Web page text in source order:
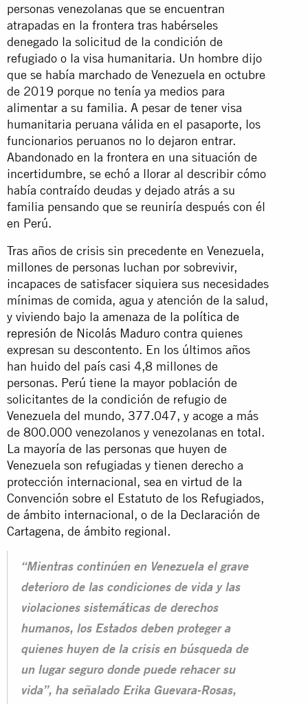
personas venezolanas que se encuentran
atrapadas en la frontera tras habérseles
denegado la solicitud de la condición de
refugiado o la visa humanitaria. Un hombre dijo
que se había marchado de Venezuela en octubre
de 2019 porque no tenía ya medios para
alimentar a su familia. A pesar de tener visa
humanitaria peruana válida en el pasaporte, los
funcionarios peruanos no lo dejaron entrar.
Abandonado en la frontera en una situación de
incertidumbre, se echó a llorar al describir cómo
había contraído deudas y dejado atrás a su
familia pensando que se reuniría después con él
en Perú.
Tras años de crisis sin precedente en Venezuela,
millones de personas luchan por sobrevivir,
incapaces de satisfacer siquiera sus necesidades
mínimas de comida, agua y atención de la salud,
y viviendo bajo la amenaza de la política de
represión de Nicolás Maduro contra quienes
expresan su descontento. En los últimos años
han huido del país casi 4,8 millones de
personas. Perú tiene la mayor población de
solicitantes de la condición de refugio de
Venezuela del mundo, 377.047, y acoge a más
de 800.000 venezolanos y venezolanas en total.
La mayoría de las personas que huyen de
Venezuela son refugiadas y tienen derecho a
protección internacional, sea en virtud de la
Convención sobre el Estatuto de los Refugiados,
de ámbito internacional, o de la Declaración de
Cartagena, de ámbito regional.
“Mientras continúen en Venezuela el grave
deterioro de las condiciones de vida y las
violaciones sistemáticas de derechos
humanos, los Estados deben proteger a
quienes huyen de la crisis en búsqueda de
un lugar seguro donde puede rehacer su
vida”, ha señalado Erika Guevara-Rosas,